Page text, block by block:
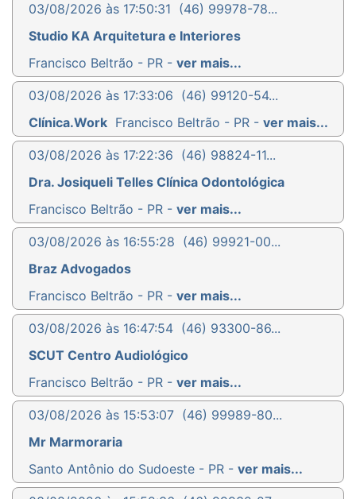
03/08/2026 às 17:50:31 (46) 99978-78...
Studio KA Arquitetura e Interiores
Francisco Beltrão - PR - ver mais...
03/08/2026 às 17:33:06 (46) 99120-54...
Clínica.Work Francisco Beltrão - PR - ver mais...
03/08/2026 às 17:22:36 (46) 98824-11...
Dra. Josiqueli Telles Clínica Odontológica
Francisco Beltrão - PR - ver mais...
03/08/2026 às 16:55:28 (46) 99921-00...
Braz Advogados
Francisco Beltrão - PR - ver mais...
03/08/2026 às 16:47:54 (46) 93300-86...
SCUT Centro Audiológico
Francisco Beltrão - PR - ver mais...
03/08/2026 às 15:53:07 (46) 99989-80...
Mr Marmoraria
Santo Antônio do Sudoeste - PR - ver mais...